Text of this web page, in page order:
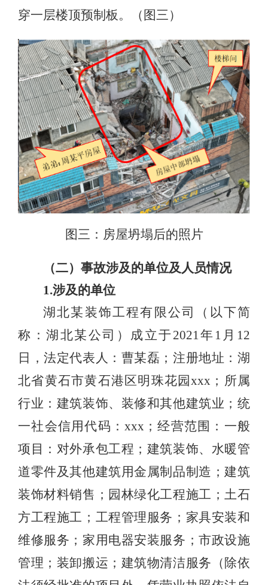
穿一层楼顶预制板。（图三）
图三：房屋坍塌后的照片
（二）事故涉及的单位及人员情况
1.涉及的单位
湖北某装饰工程有限公司（以下简
称：湖北某公司）成立于2021年1月12
日，法定代表人：曹某磊；注册地址：湖
北省黄石市黄石港区明珠花园xxx；所属
行业：建筑装饰、装修和其他建筑业；统
一社会信用代码：xxx；经营范围：一般
项目：对外承包工程；建筑装饰、水暖管
道零件及其他建筑用金属制品制造；建筑
装饰材料销售；园林绿化工程施工；土石
方工程施工；工程管理服务；家具安装和
维修服务；家用电器安装服务；市政设施
管理；装卸搬运；建筑物清洁服务（除依